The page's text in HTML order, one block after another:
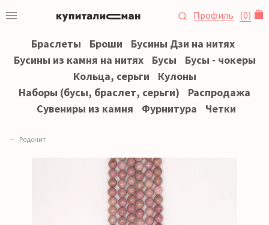
Профиль (0)
Браслеты Броши
Бусины Дзи на нитях
Бусины из камня на нитях
Бусы
Бусы - чокеры
Кольца, серьги
Кулоны
Наборы (бусы, браслет, серьги)
Распродажа
Сувениры из камня
Фурнитура Четки
Родонит